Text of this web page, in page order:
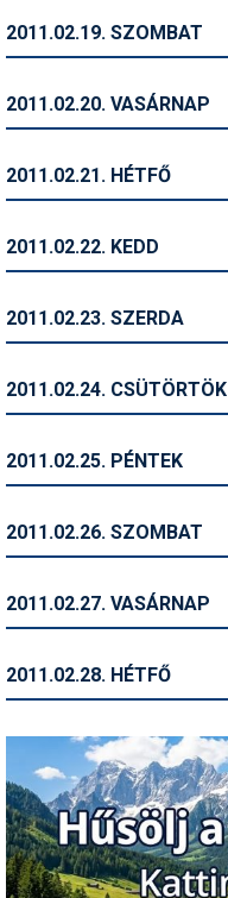
Snowboard
Szakértők
Telemark
Történelem
Utazási tippek
2011.02.19. SZOMBAT
2011.02.20. VASÁRNAP
2011.02.21. HÉTFŐ
2011.02.22. KEDD
2011.02.23. SZERDA
2011.02.24. CSÜTÖRTÖK
2011.02.25. PÉNTEK
2011.02.26. SZOMBAT
2011.02.27. VASÁRNAP
2011.02.28. HÉTFŐ